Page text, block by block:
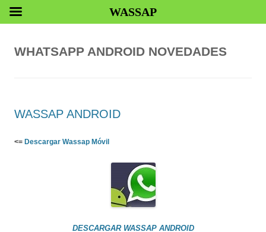
WHATSAPP ANDROID NOVEDADES
WASSAP ANDROID
<= Descargar Wassap Móvil
DESCARGAR WASSAP ANDROID
WASSAP